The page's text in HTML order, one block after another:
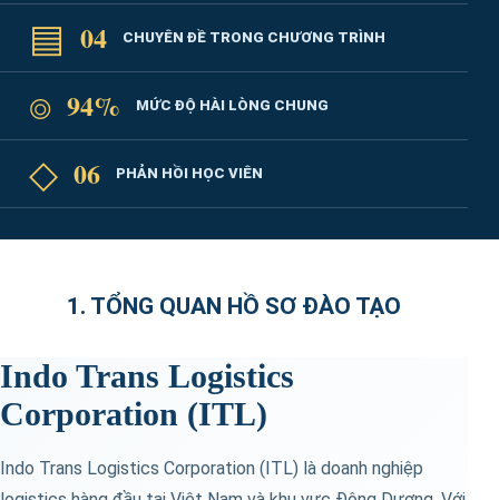
▤ 04 CHUYÊN ĐỀ TRONG CHƯƠNG TRÌNH
⌾ 94% MỨC ĐỘ HÀI LÒNG CHUNG
◇ 06 PHẢN HỒI HỌC VIÊN
1. TỔNG QUAN HỒ SƠ ĐÀO TẠO
Indo Trans Logistics
Corporation (ITL)
Indo Trans Logistics Corporation (ITL) là doanh nghiệp